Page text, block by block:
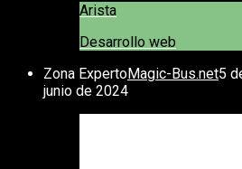
Arista
Desarrollo web
Zona ExpertoMagic-Bus.net5
junio de 2024